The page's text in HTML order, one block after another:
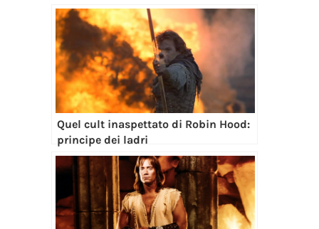
Quel cult inaspettato di Robin Hood:
principe dei ladri